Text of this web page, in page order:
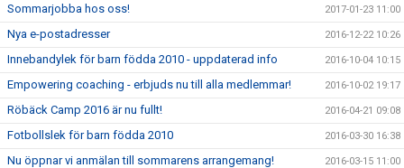
Sommarjobba hos oss! 2017-01-23 11:00
Nya e-postadresser 2016-12-22 10:26
Innebandylek för barn födda 2010 - uppdaterad info 2016-10-04 10:15
Empowering coaching - erbjuds nu till alla medlemmar! 2016-10-02 19:17
Röbäck Camp 2016 är nu fullt! 2016-04-21 09:08
Fotbollslek för barn födda 2010 2016-03-30 16:38
Nu öppnar vi anmälan till sommarens arrangemang! 2016-03-15 11:00